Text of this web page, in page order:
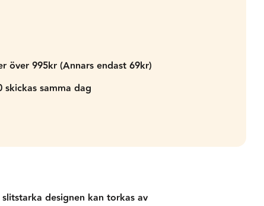
över 995kr (Annars endast 69kr)
samma dag
designen kan torkas av